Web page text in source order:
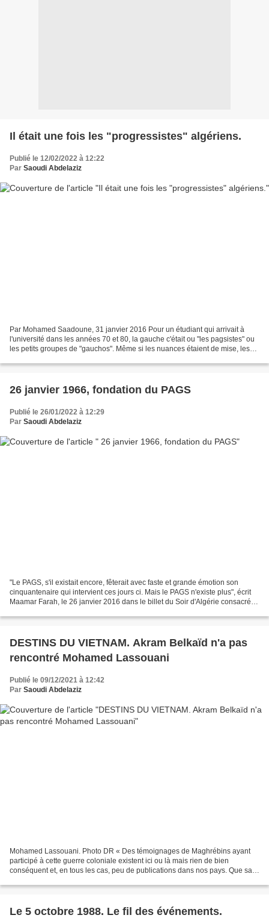
Il était une fois les "progressistes" algériens.
Publié le 12/02/2022 à 12:22
Par Saoudi Abdelaziz
Par Mohamed Saadoune, 31 janvier 2016 Pour un étudiant qui arrivait à
l'université dans les années 70 et 80, la gauche c'était ou "les pagsistes" ou
les petits groupes de "gauchos". Même si les nuances étaient de mise, les
26 janvier 1966, fondation du PAGS
Publié le 26/01/2022 à 12:29
Par Saoudi Abdelaziz
"Le PAGS, s'il existait encore, fêterait avec faste et grande émotion son
cinquantenaire qui intervient ces jours ci. Mais le PAGS n'existe plus", écrit
Maamar Farah, le 26 janvier 2016 dans le billet du Soir d'Algérie consacré à
DESTINS DU VIETNAM. Akram Belkaïd n'a pas
rencontré Mohamed Lassouani
Publié le 09/12/2021 à 12:42
Par Saoudi Abdelaziz
Mohamed Lassouani. Photo DR « Des témoignages de Maghrébins ayant
participé à cette guerre coloniale existent ici ou là mais rien de bien
conséquent et, en tous les cas, peu de publications dans nos pays. Que sait-
Le 5 octobre 1988. Le fil des événements.